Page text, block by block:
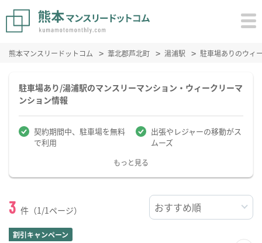
熊本マンスリードットコム 葦北郡芦北町 湯浦駅 駐車場ありのウィ
駐車場あり/湯浦駅のマンスリーマンション・ウィークリーマ
ンション情報
契約期間中、駐車場を無料
で利用
出張やレジャーの移動がス
ムーズ
もっと見る
3 件（1/1ページ）
割引キャンペーン